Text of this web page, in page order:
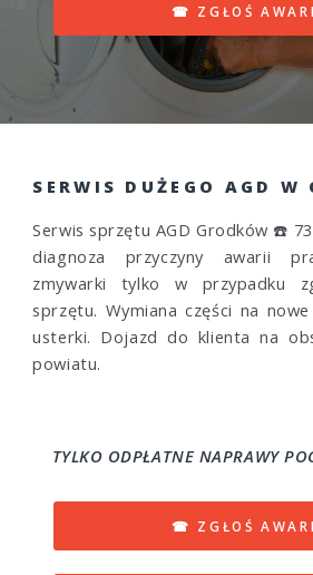
☎ ZGŁOŚ
SERWIS DUŻEGO AGD W
Serwis sprzętu AGD Grodków ☎️
diagnoza przyczyny awarii
zmywarki tylko w przypadku
sprzętu. Wymiana części na
usterki. Dojazd do klienta na
powiatu.
TYLKO ODPŁATNE NAPRAWY
☎ ZGŁOŚ